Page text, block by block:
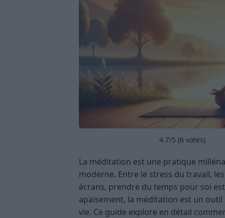
4.7/5 (6 votes)
La méditation est une pratique
moderne. Entre le stress du travail,
écrans, prendre du temps pour soi
apaisement, la méditation est un
vie. Ce guide explore en détail